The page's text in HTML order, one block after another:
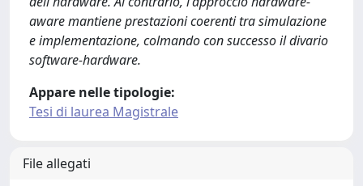
aware mantiene prestazioni coerenti tra simulazione
e implementazione, colmando con successo il divario
software-hardware.
Appare nelle tipologie:
Tesi di laurea Magistrale
File allegati